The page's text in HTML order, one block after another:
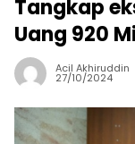
Tangkap
Uang 920
Acil Akhiruddin
27/10/2024